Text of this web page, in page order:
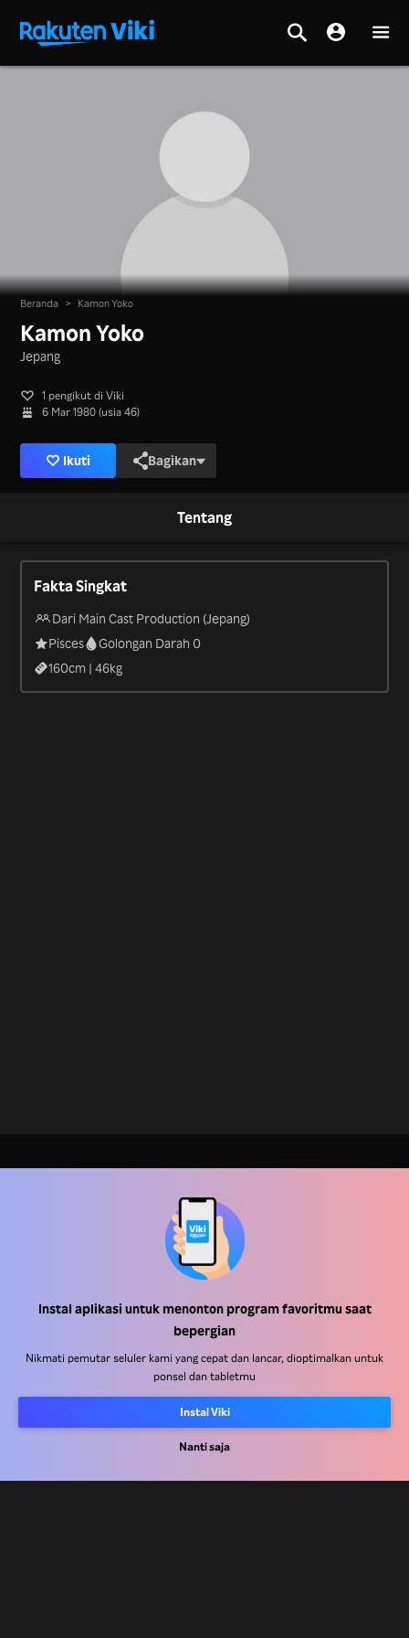
Instal aplikasi untuk menonton program favoritmu saat
bepergian
Nikmati pemutar seluler kami yang cepat dan lancar, dioptimalkan untuk
ponsel dan tabletmu
Instal Viki
Nanti saja
Beranda > Kamon Yoko
Kamon Yoko
Jepang
1 pengikut di Viki
6 Mar 1980 (usia 46)
Ikuti Bagikan
Tentang
Fakta Singkat
Dari Main Cast Production (Jepang)
Pisces
Golongan Darah 0
160cm |46kg
Pusat Bantuan